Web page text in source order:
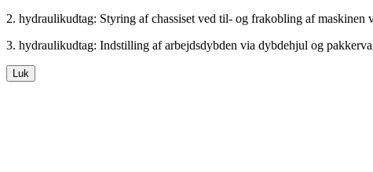
2. hydraulikudtag: Styring af chassiset ved til- og frakobling af maskinen
3. hydraulikudtag: Indstilling af arbejdsdybden via dybdehjul og
Luk